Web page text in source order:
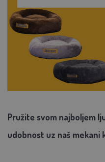
Pružite svom najboljem
udobnost uz naš mekani